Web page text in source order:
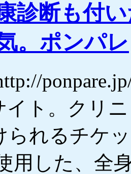
診断も付
。ポンパレ
イト。クリ
られるチケ
用した、全